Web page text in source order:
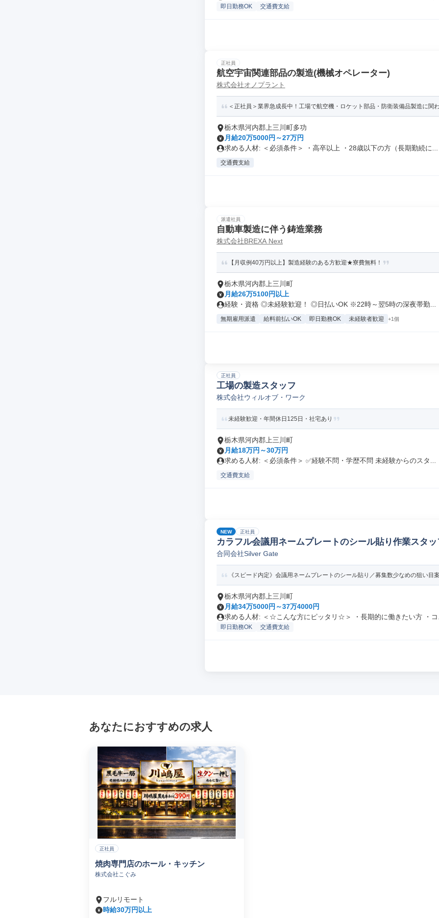
即日勤務OK 交通費支給
正社員
航空宇宙関連部品の製造(機械オペレーター)
株式会社オノプラント
＜正社員＞業界急成長中！工場で航空機・ロケット部品・防衛装備品製造に関
栃木県河内郡上三川町多功
月給20万5000円～27万円
求める人材: ＜必須条件＞ ・高卒以上 ・28歳以下の方（長期勤続に...
交通費支給
派遣社員
自動車製造に伴う鋳造業務
株式会社BREXA Next
【月収例40万円以上】製造経験のある方歓迎★寮費無料！
栃木県河内郡上三川町
月給26万5100円以上
経験・資格 ◎未経験歓迎！ ◎日払いOK ※22時～翌5時の深夜帯勤...
無期雇用派遣 給料前払いOK 即日勤務OK 未経験者歓迎 +1個
正社員
工場の製造スタッフ
株式会社ウィルオブ・ワーク
未経験歓迎・年間休日125日・社宅あり
栃木県河内郡上三川町
月給18万円～30万円
求める人材: ＜必須条件＞ ✅経験不問・学歴不問 未経験からのスタ...
交通費支給
NEW 正社員
カラフル会議用ネームプレートのシール貼り作業スタッ
合同会社Silver Gate
《スピード内定》会議用ネームプレートのシール貼り／募集数少なめの狙い目
栃木県河内郡上三川町
月給34万5000円～37万4000円
求める人材: ＜☆こんな方にピッタリ☆＞ ・長期的に働きたい方 ・
即日勤務OK 交通費支給
あなたにおすすめの求人
正社員
焼肉専門店のホール・キッチン
株式会社こぐみ
フルリモート
時給30万円以上